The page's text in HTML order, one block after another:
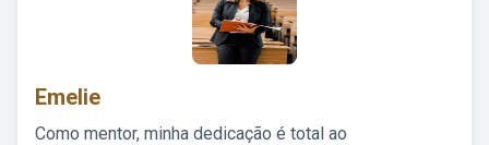
Emelie
Como mentor, minha dedicação é total ao